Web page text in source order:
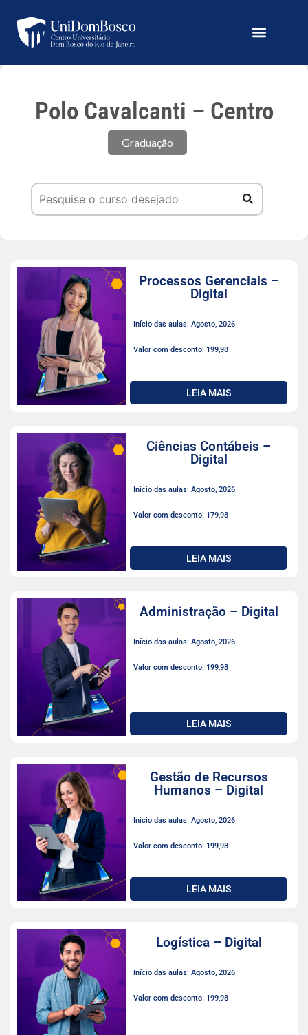
Polo Cavalcanti – Centro
Graduação
Processos Gerenciais –
Digital
Início das aulas: Agosto, 2026
Valor com desconto: 199,98
LEIA MAIS
Ciências Contábeis –
Digital
Início das aulas: Agosto, 2026
Valor com desconto: 179,98
LEIA MAIS
Administração – Digital
Início das aulas: Agosto, 2026
Valor com desconto: 199,98
LEIA MAIS
Gestão de Recursos
Humanos – Digital
Início das aulas: Agosto, 2026
Valor com desconto: 199,98
LEIA MAIS
Logística – Digital
Início das aulas: Agosto, 2026
Valor com desconto: 199,98